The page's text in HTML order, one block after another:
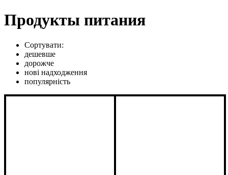
Продукты питания
Сортувати:
дешевше
дорожче
нові надходження
популярність